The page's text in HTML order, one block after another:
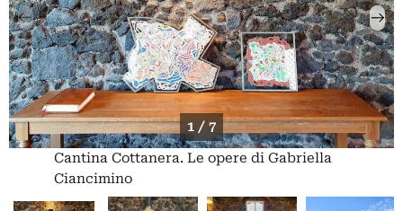
1 / 7
Cantina Cottanera. Le opere di Gabriella
Ciancimino